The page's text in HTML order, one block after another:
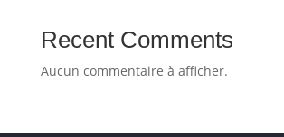
Recent Comments
Aucun commentaire à afficher.